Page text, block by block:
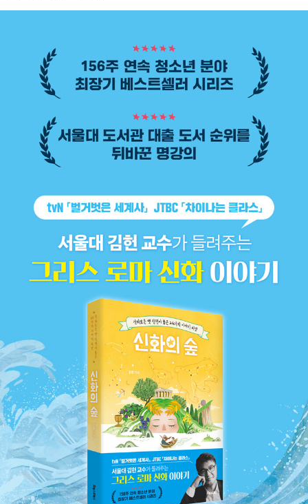
땅 그리스 문명 기행』, 『천년의 수업』, 『고대 그리스의 시인들』, 『인문
학의 뿌리를 읽다』, 『그리스 문화의 신화적 상상력』, 『신화의 숲』, 공
저로 『삶이 묻고 고전이 답했다』 등이 있다.